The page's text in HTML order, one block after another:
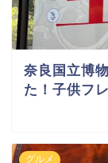
奈良国立博
た！子供フ
グルメ